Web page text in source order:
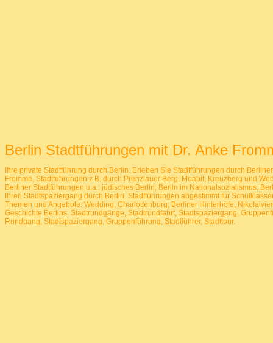
Berlin Stadtführungen mit Dr. Anke
Ihre private Stadtführung durch Berlin. Erleben Sie Stadtführungen durch
Fromme. Stadtführungen z.B. durch Prenzlauer Berg, Moabit, Kreuzberg und
Berliner Stadtführungen u.a.: jüdisches Berlin, Berlin im Nationalsozialismus,
Ihren Stadtspaziergang durch Berlin. Stadtführungen abgestimmt für
Themen und Angebote: Wedding, Charlottenburg, Berliner Hinterhöfe,
Geschichte Berlins. Stadtrundgänge, Stadtrundfahrt, Stadtspaziergang,
Rundgang, Stadtspaziergang, Gruppenführung, Stadtführer, Stadttour.